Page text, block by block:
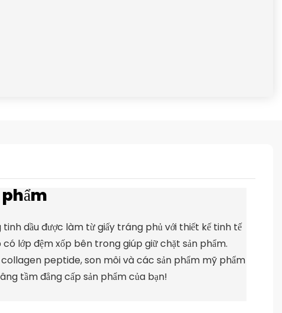
dầu được làm từ giấy tráng phủ với thiết kế tinh tế
lớp đệm xốp bên trong giúp giữ chặt sản phẩm.
collagen peptide, son môi và các sản phẩm mỹ phẩm
tầm đẳng cấp sản phẩm của bạn!